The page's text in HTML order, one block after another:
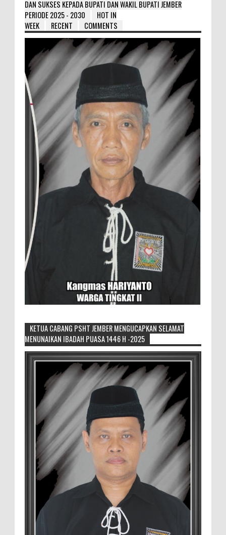
DAN SUKSES KEPADA BUPATI DAN WAKIL BUPATI JEMBER
PERIODE 2025 - 2030
HOT IN
WEEK
RECENT COMMENTS
Sikapi Overproduksi Panen Selada, Petani
Muda Hidroponik Ikuti Pelatihan
Manajemen Budidaya dan Tata Kelola
Pasar
Setelah Pelatihan Diwilayah Ambulu Foto Bersama
MEMOPOS.co.id, Jember - Trend pertanian urban saat ini
menjadi pilihan generasi muda untuk ...
Sambut penilaian Akreditasi
RSD.dr.Soebandi Bagikan Sembako Kepada
Warga Sekitar
Suasana ceriah terlihat di raut keluarga
besar RSD.dr.Soebandi Jember saat melakukan kegiatan
rutin senam pagi, setelah senam dilanjutkan pe...
Pemilik Lahan Safi'i Dilaporkan Pencurian
KETUA CABANG PSHT JEMBER MENGUCAPKAN SELAMAT
MENUNAIKAN IBADAH PUASA 1446 H -2025